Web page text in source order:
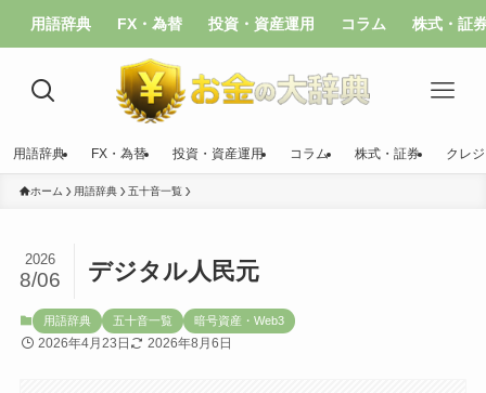
用語辞典 FX・為替 投資・資産運用 コラム 株式・証
用語辞典 FX・為替 投資・資産運用 コラム 株式・証券 クレ
ホーム 用語辞典 五十音一覧
デジタル人民元
2026
8/06
用語辞典 五十音一覧 暗号資産・Web3
2026年4月23日 2026年8月6日